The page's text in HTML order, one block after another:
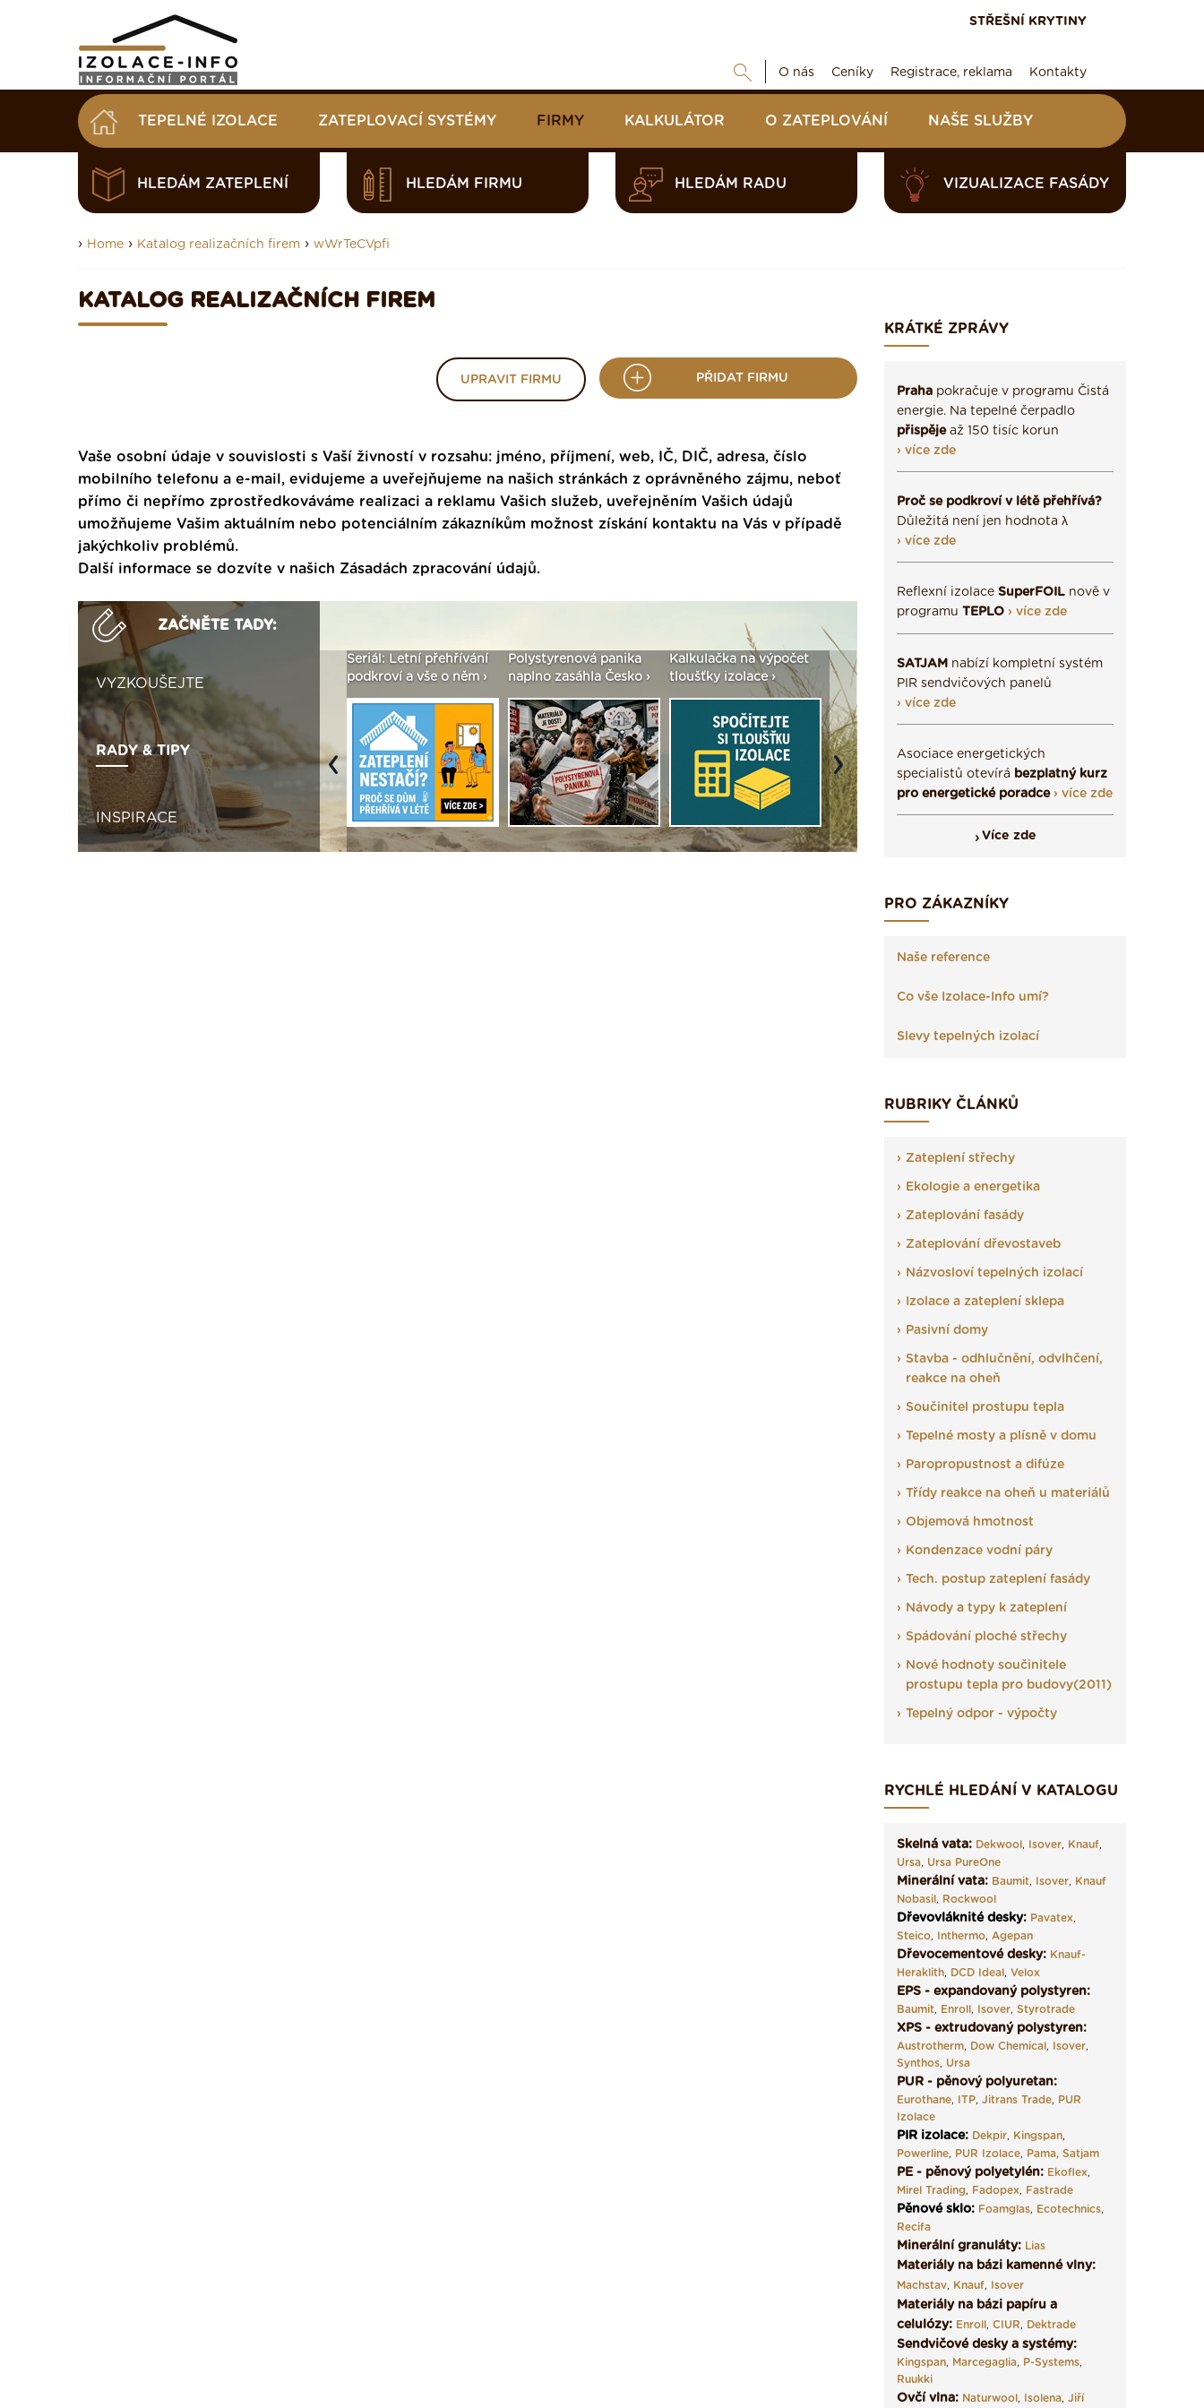
STŘEŠNÍ KRYTINY
O nás Ceníky Registrace, reklama Kontakty
TEPELNÉ IZOLACE ZATEPLOVACÍ SYSTÉMY FIRMY KALKULÁTOR O ZATEPLOVÁNÍ NAŠE SLUŽBY
HLEDÁM ZATEPLENÍ HLEDÁM FIRMU HLEDÁM RADU VIZUALIZACE FASÁDY
› Home › Katalog realizačních firem › wWrTeCVpfi
KATALOG REALIZAČNÍCH FIREM
UPRAVIT FIRMU PŘIDAT FIRMU
Vaše osobní údaje v souvislosti s Vaší živností v rozsahu: jméno, příjmení, web, IČ, DIČ, adresa, číslo
mobilního telefonu a e-mail, evidujeme a uveřejňujeme na našich stránkách z oprávněného zájmu, neboť
přímo či nepřímo zprostředkováváme realizaci a reklamu Vašich služeb, uveřejněním Vašich údajů
umožňujeme Vašim aktuálním nebo potenciálním zákazníkům možnost získání kontaktu na Vás v případě
jakýchkoliv problémů.
Další informace se dozvíte v našich Zásadách zpracování údajů.
ZAČNĚTE TADY:
VYZKOUŠEJTE
RADY & TIPY
INSPIRACE
Není polystyren? My ho
seženeme! ›
podkroví a vše o něm ›
Polystyrenová panika
naplno zasáhla Česko ›
Kalkulačka na výpočet
tloušťky izolace ›
Seriál: Fasády ETICS a
vše podstatné v kostce ›
Vyberte si izolaci a pak
ji tady klidně poptejte ›
Vytvořte si vizualizaci
fasády ›
Previous Next
KRÁTKÉ ZPRÁVY
Praha pokračuje v programu Čistá
energie. Na tepelné čerpadlo
přispějeaž 150 tisíc korun
› více zde
Proč se podkroví v létě přehřívá?
Důležitá není jen hodnota λ
› více zde
Reflexní izolace SuperFOIL nově v
programu TEPLO › více zde
SATJAM nabízí kompletní systém
PIR sendvičových panelů
› více zde
Asociace energetických
specialistů otevírá bezplatný kurz
pro energetické poradce › více zde
Více zde
PRO ZÁKAZNÍKY
Naše reference
Co vše Izolace-Info umí?
Slevy tepelných izolací
RUBRIKY ČLÁNKŮ
Zateplení střechy
Ekologie a energetika
Zateplování fasády
Zateplování dřevostaveb
Názvosloví tepelných izolací
Izolace a zateplení sklepa
Pasivní domy
Stavba - odhlučnění, odvlhčení,
reakce na oheň
Součinitel prostupu tepla
Tepelné mosty a plísně v domu
Paropropustnost a difúze
Třídy reakce na oheň u materiálů
Objemová hmotnost
Kondenzace vodní páry
Tech. postup zateplení fasády
Návody a typy k zateplení
Spádování ploché střechy
Nové hodnoty součinitele
prostupu tepla pro budovy(2011)
Tepelný odpor - výpočty
RYCHLÉ HLEDÁNÍ V KATALOGU
Skelná vata: Dekwool, Isover, Knauf,
Ursa, Ursa PureOne
Minerální vata: Baumit, Isover, Knauf
Nobasil, Rockwool
Dřevovláknité desky: Pavatex,
Steico, Inthermo, Agepan
Dřevocementové desky: Knauf-
Heraklith, DCD Ideal, Velox
EPS - expandovaný polystyren:
Baumit, Enroll, Isover, Styrotrade
XPS - extrudovaný polystyren:
Austrotherm, Dow Chemical, Isover,
Synthos, Ursa
PUR - pěnový polyuretan:
Eurothane, ITP, Jitrans Trade, PUR
Izolace
PIR izolace: Dekpir, Kingspan,
Powerline, PUR Izolace, Pama, Satjam
PE - pěnový polyetylén: Ekoflex,
Mirel Trading, Fadopex, Fastrade
Pěnové sklo: Foamglas, Ecotechnics,
Recifa
Minerální granuláty: Lias
Materiály na bázi kamenné vlny:
Machstav, Knauf, Isover
Materiály na bázi papíru a
celulózy: Enroll, CIUR, Dektrade
Sendvičové desky a systémy:
Kingspan, Marcegaglia, P-Systems,
Ruukki
Ovčí vlna: Naturwool, Isolena, Jiří